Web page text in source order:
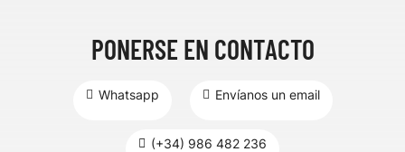
PONERSE EN CONTACTO
Whatsapp Envíanos un email
(+34) 986 482 236